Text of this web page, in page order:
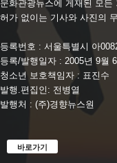
문화관광뉴스에 게재된 모
허가 없이는 기사와 사진의
등록번호 : 서울특별시 아
등록/발행일자 : 2005년 9월
청소년 보호책임자 : 표진수
발행.편집인: 전병열
발행처 : (주)경향뉴스원
바로가기